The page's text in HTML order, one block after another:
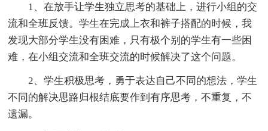
1、在放手让学生独立思考的基础上，进行小组的交
流和全班反馈。学生在完成上衣和裤子搭配的时候，我
发现大部分学生没有困难，只有极个别的学生有一些困
难，在小组交流和全班交流的时候解决了这个问题。
2、学生积极思考，勇于表达自己不同的想法，学生
不同的解决思路归根结底要作到有序思考，不重复，不
遗漏。